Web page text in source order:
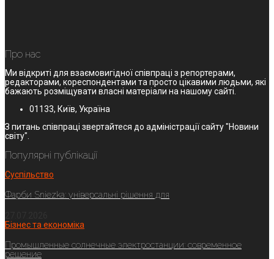
Про нас
Ми відкриті для взаємовигідної співпраці з репортерами,
редакторами, кореспондентами та просто цікавими людьми, які
бажають розміщувати власні матеріали на нашому сайті.
01133, Київ, Україна
З питань співпраці звертайтеся до адміністрації сайту "Новини
світу".
Популярні публікації
Суспільство
Фарби Sniezka: універсальні рішення для
Бізнес та економіка
Промышленные солнечные электростанции: современное
решение